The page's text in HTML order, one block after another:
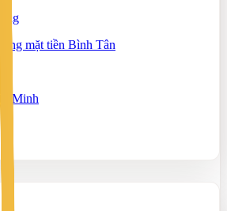
mặt tiền Bình Tân
Minh